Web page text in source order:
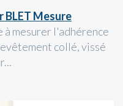
BLET Mesure
mesurer l'adhérence
collé, vissé